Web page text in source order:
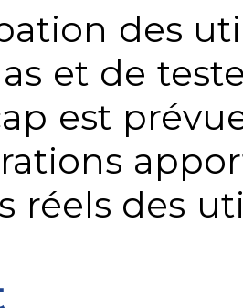
des
et de
est
réels des